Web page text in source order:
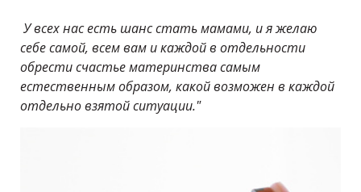
У всех нас есть шанс стать мамами, и я желаю
себе самой, всем вам и каждой в отдельности
обрести счастье материнства самым
естественным образом, какой возможен в каждой
отдельно взятой ситуации."